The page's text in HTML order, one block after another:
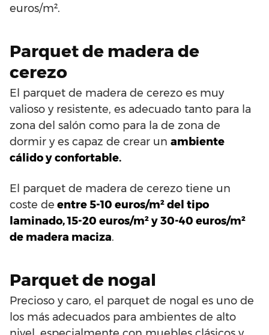
euros/m².
Parquet de madera de
cerezo
El parquet de madera de cerezo es muy
valioso y resistente, es adecuado tanto para la
zona del salón como para la de zona de
dormir y es capaz de crear un ambiente
cálido y confortable.
El parquet de madera de cerezo tiene un
coste de entre 5-10 euros/m² del tipo
laminado, 15-20 euros/m² y 30-40 euros/m²
de madera maciza.
Parquet de nogal
Precioso y caro, el parquet de nogal es uno de
los más adecuados para ambientes de alto